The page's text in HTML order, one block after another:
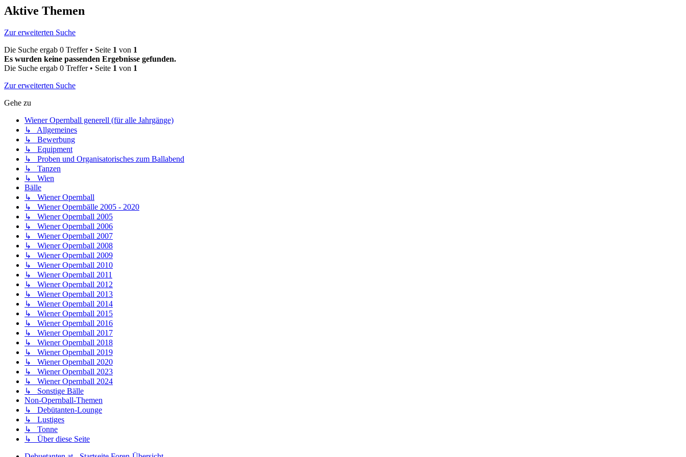
Aktive Themen
Zur erweiterten Suche
Die Suche ergab 0 Treffer • Seite 1 von 1
Es wurden keine passenden Ergebnisse gefunden.
Die Suche ergab 0 Treffer • Seite 1 von 1
Zur erweiterten Suche
Gehe zu
Wiener Opernball generell (für alle Jahrgänge)
↳ Allgemeines
↳ Bewerbung
↳ Equipment
↳ Proben und Organisatorisches zum Ballabend
↳ Tanzen
↳ Wien
Bälle
↳ Wiener Opernball
↳ Wiener Opernbälle 2005 - 2020
↳ Wiener Opernball 2005
↳ Wiener Opernball 2006
↳ Wiener Opernball 2007
↳ Wiener Opernball 2008
↳ Wiener Opernball 2009
↳ Wiener Opernball 2010
↳ Wiener Opernball 2011
↳ Wiener Opernball 2012
↳ Wiener Opernball 2013
↳ Wiener Opernball 2014
↳ Wiener Opernball 2015
↳ Wiener Opernball 2016
↳ Wiener Opernball 2017
↳ Wiener Opernball 2018
↳ Wiener Opernball 2019
↳ Wiener Opernball 2020
↳ Wiener Opernball 2023
↳ Wiener Opernball 2024
↳ Sonstige Bälle
Non-Opernball-Themen
↳ Debütanten-Lounge
↳ Lustiges
↳ Tonne
↳ Über diese Seite